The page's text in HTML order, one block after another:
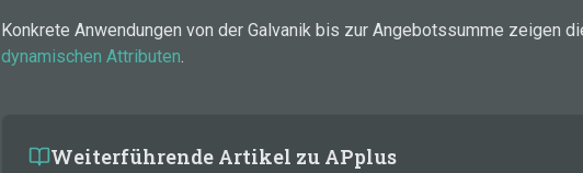
Konkrete Anwendungen von der Galvanik bis zur Angebotssumme zeigen
dynamischen Attributen.
Weiterführende Artikel zu APplus